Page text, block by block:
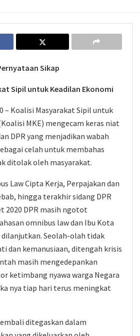
Sikap
Sipil untuk Keadilan Ekonomi
– Koalisi Masyarakat Sipil untuk
MKE) mengecam keras niat
DPR yang menjadikan wabah
celah untuk membahas
ditolak oleh masyarakat.
Law Cipta Kerja, Perpajakan dan
hingga terakhir sidang DPR
2020 DPR masih ngotot
omnibus law dan Ibu Kota
Seolah-olah tidak
dan kemanusiaan, ditengah krisis
masih mengedepankan
ketimbang nyawa warga Negara
nya tiap hari terus meningkat
ditegaskan dalam